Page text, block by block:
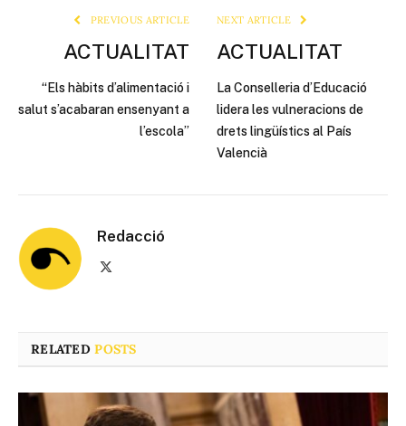
PREVIOUS ARTICLE
ACTUALITAT
“Els hàbits d’alimentació i
salut s’acabaran ensenyant a
l’escola”
NEXT ARTICLE
ACTUALITAT
La Conselleria d’Educació
lidera les vulneracions de
drets lingüístics al País
Valencià
Redacció
RELATEDPOSTS